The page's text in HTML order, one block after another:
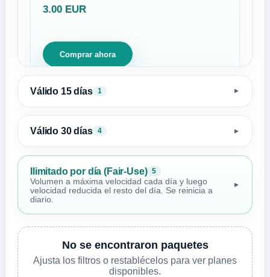
3.00 EUR
Comprar ahora
Válido 15 días 1 ▼
Válido 30 días 4 ▼
Ilimitado por día (Fair-Use) 5
Volumen a máxima velocidad cada día y luego
velocidad reducida el resto del día. Se reinicia a
diario.
▼
No se encontraron paquetes
Ajusta los filtros o restablécelos para ver planes
disponibles.